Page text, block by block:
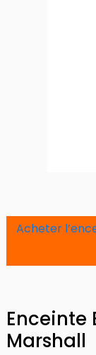
Acheter
Enceinte
Marshall